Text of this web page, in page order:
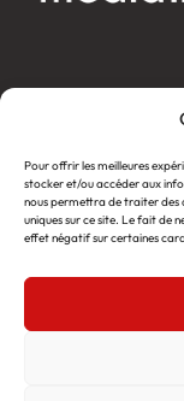
Pour offrir les meilleures
stocker et/ou accéder aux
nous permettra de traiter des
uniques sur ce site. Le fait de
effet négatif sur certaines